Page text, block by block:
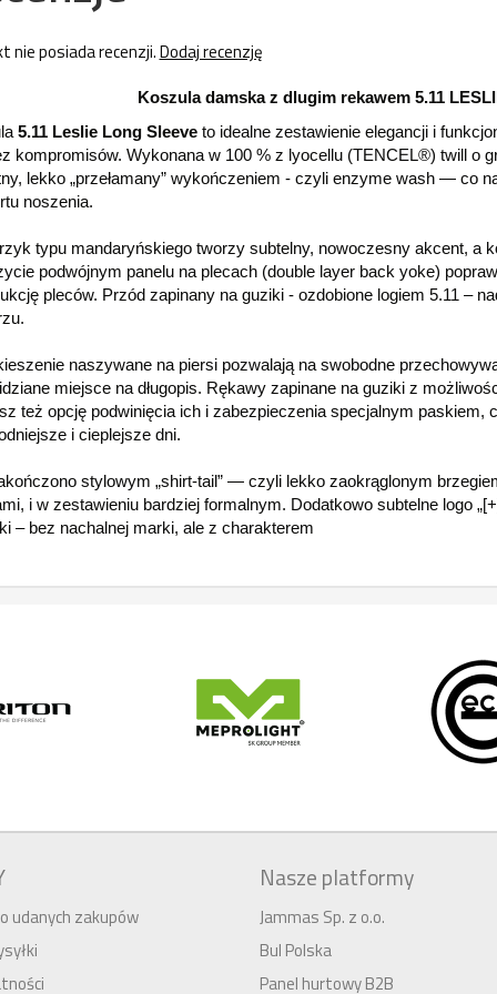
nie posiada recenzji.Dodaj recenzję
Koszula damska z dlugim rekawem 5.11
5.11 Leslie Long Sleeveto idealne zestawienie elegancji i
kompromisów. Wykonana w 100 % z lyocellu (TENCEL®) twill o
lekko „przełamany” wykończeniem - czyli enzyme wash — co
noszenia.
typu mandaryńskiego tworzy subtelny, nowoczesny akcent, a
podwójnym panelu na plecach (double layer back yoke)
pleców. Przód zapinany na guziki - ozdobione logiem 5.11 –
naszywane na piersi pozwalają na swobodne
miejsce na długopis. Rękawy zapinane na guziki z
też opcję podwinięcia ich i zabezpieczenia specjalnym paskiem,
i cieplejsze dni.
stylowym „shirt-tail” — czyli lekko zaokrąglonym
i w zestawieniu bardziej formalnym. Dodatkowo subtelne logo
– bez nachalnej marki, ale z charakterem
udanych zakupów
Nasze platformy
Jammas Sp. z o.o.
Bul Polska
Panel hurtowy B2B